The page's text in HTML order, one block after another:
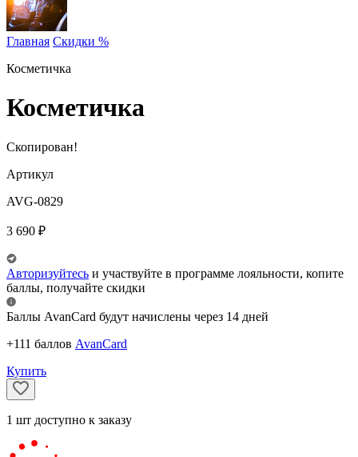
Главная Скидки %
Косметичка
Косметичка
Скопирован!
Артикул
AVG-0829
3 690 ₽
Авторизуйтесь и участвуйте в программе лояльности, копите
баллы, получайте скидки
Баллы AvanCard будут начислены через 14 дней
+111 баллов AvanCard
Купить
1 шт доступно к заказу